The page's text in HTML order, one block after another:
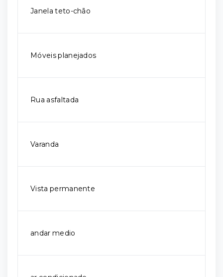
Janela teto-chão
Móveis planejados
Rua asfaltada
Varanda
Vista permanente
andar medio